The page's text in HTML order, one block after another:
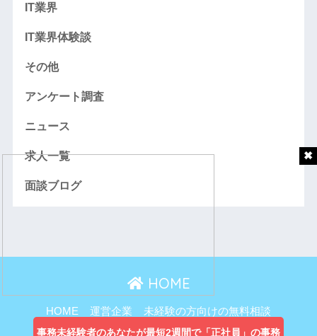
IT業界
IT業界体験談
その他
アンケート調査
ニュース
求人一覧
面談ブログ
HOME
HOME 運営企業
未経験の方向けの無料相談
主婦向け無料相談
事務未経験者のあなたが最短2週間で「正社員」の事務